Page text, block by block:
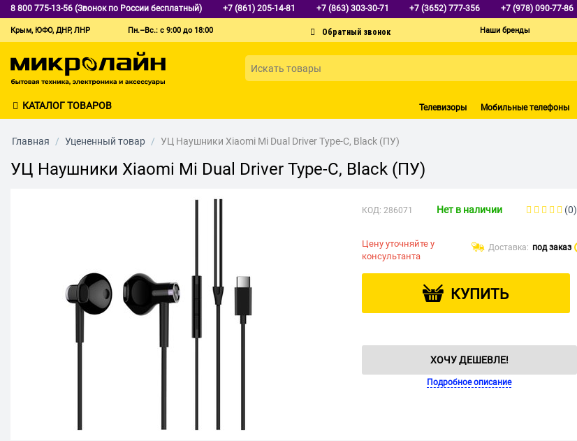
8 800 775-13-56 (Звонок по России бесплатный) +7 (861) 205-14-81 +7 (863) 303-30-71 +7 (3652) 777-356 +7 (978) 090-77-86
Крым, ЮФО, ДНР, ЛНР Пн.–Вс.: с 9:00 до 18:00 Наши бренды
КАТАЛОГ ТОВАРОВ Телевизоры Мобильные телефоны
Главная / Уцененный товар / УЦ Наушники Xiaomi Mi Dual Driver Type-C, Black (ПУ)
УЦ Наушники Xiaomi Mi Dual Driver Type-C, Black (ПУ)
КОД: 286071 Нет в наличии (0)
Цену уточняйте у
консультанта
Доставка: под заказ
КУПИТЬ
ХОЧУ ДЕШЕВЛЕ!
Подробное описание